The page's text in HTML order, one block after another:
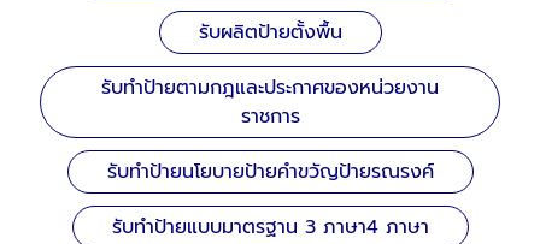
รับผลิตป้ายตั้งพื้น
รับทำป้ายตามกฎและประกาศของหน่วยงาน
ราชการ
รับทำป้ายนโยบายป้ายคำขวัญป้ายรณรงค์
รับทำป้ายแบบมาตรฐาน 3 ภาษา4 ภาษา